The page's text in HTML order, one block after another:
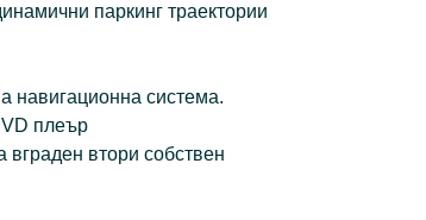
паркинг траектории
навигационна система.
плеър
втори собствен